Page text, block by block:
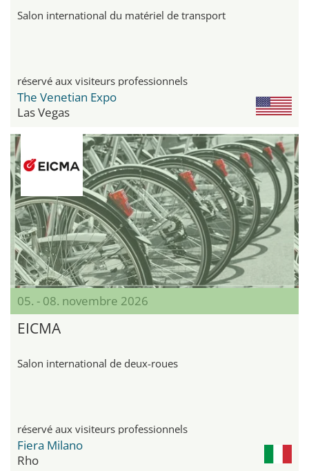
Salon international du matériel de transport
réservé aux visiteurs professionnels
The Venetian Expo
Las Vegas
05. - 08. novembre 2026
EICMA
Salon international de deux-roues
réservé aux visiteurs professionnels
Fiera Milano
Rho